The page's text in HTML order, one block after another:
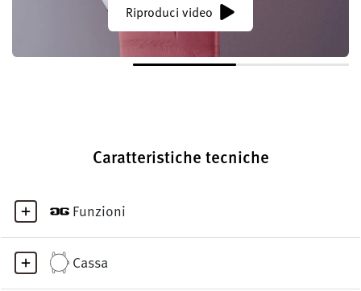
Riproduci video
Caratteristiche tecniche
Funzioni
Cassa